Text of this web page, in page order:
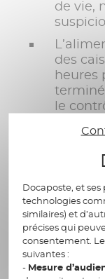
de vie,
des
heures
le
Ce projet
du futur : une
numérique
Docaposte, et
technologies
similaires) et
précises qui
consentement.
suivantes :
- Mesure